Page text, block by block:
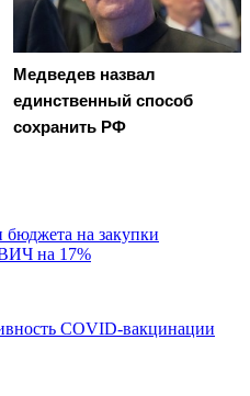
Медведев назвал
единственный способ
сохранить РФ
бюджета на закупки
на 17%
COVID-вакцинации